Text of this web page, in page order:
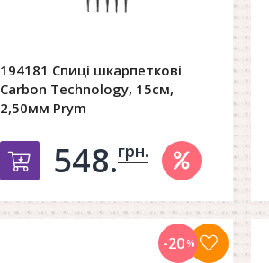
194181 Спиці шкарпеткові
Carbon Technology, 15см,
2,50мм Prym
Добавить в корзину
548.грн.
-20%